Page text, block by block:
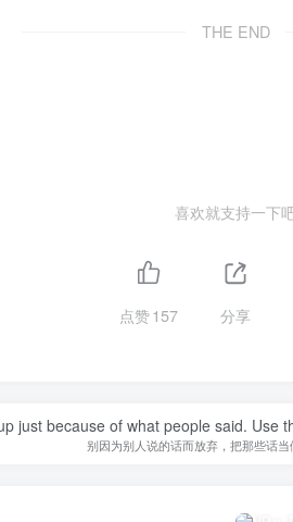
THE END
喜欢就支持一下
点赞157 分享
just because of what people said. Use
别因为别人说的话而放弃，把那些话